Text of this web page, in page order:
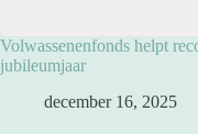
Volwassenenfonds helpt
jubileumjaar
december 16, 2025